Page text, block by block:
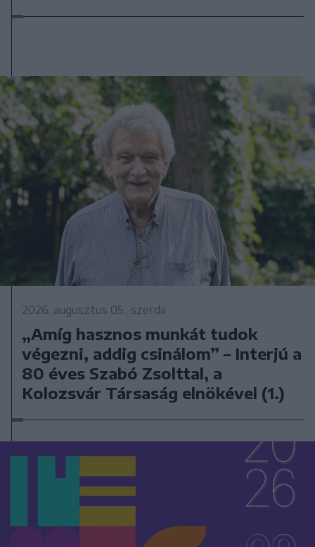
2026. augusztus 05., szerda
„Amíg hasznos munkát tudok
végezni, addig csinálom” – Interjú a
80 éves Szabó Zsolttal, a
Kolozsvár Társaság elnökével (1.)